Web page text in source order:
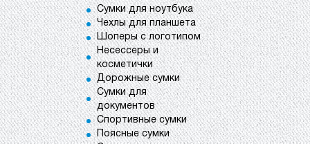
Сумки для ноутбука
Чехлы для планшета
Шоперы с логотипом
Несессеры и
косметички
Дорожные сумки
Сумки для
документов
Спортивные сумки
Поясные сумки